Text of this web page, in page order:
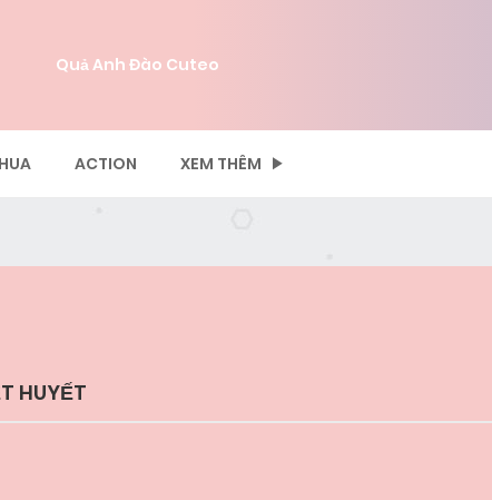
Quả Anh Đào Cuteo
ACTION XEM THÊM
HUYẾT